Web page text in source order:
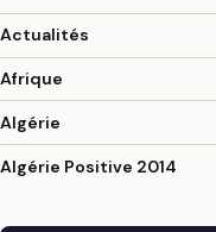
Actualités
Afrique
Algérie
Algérie Positive 2014